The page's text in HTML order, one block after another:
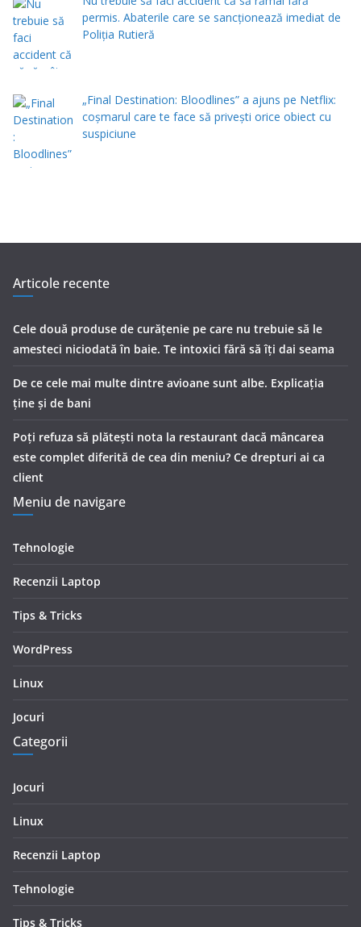
permis. Abaterile care se sancționează imediat de
Poliţia Rutieră
„Final Destination: Bloodlines” a ajuns pe Netflix:
coșmarul care te face să privești orice obiect cu
suspiciune
Articole recente
Cele două produse de curăţenie pe care nu trebuie să le
amesteci niciodată în baie. Te intoxici fără să îţi dai seama
De ce cele mai multe dintre avioane sunt albe. Explicația
ține și de bani
Poți refuza să plătești nota la restaurant dacă mâncarea
este complet diferită de cea din meniu? Ce drepturi ai ca
client
Meniu de navigare
Tehnologie
Recenzii Laptop
Tips & Tricks
WordPress
Linux
Jocuri
Categorii
Jocuri
Linux
Recenzii Laptop
Tehnologie
Tips & Tricks